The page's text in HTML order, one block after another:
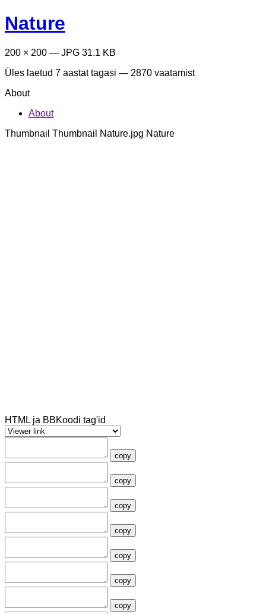
Nature
200 × 200 — JPG 31.1 KB
Üles laetud 7 aastat tagasi — 2870 vaatamist
About
About
Thumbnail Thumbnail Nature.jpg Nature
HTML ja BBKoodi tag'id
copy
copy
copy
copy
copy
copy
copy